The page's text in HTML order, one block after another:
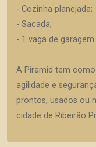
- Cozinha planejada;
- Sacada;
- 1 vaga de garagem.
A Piramid tem
agilidade e
prontos, usados ou
cidade de Ribeirão